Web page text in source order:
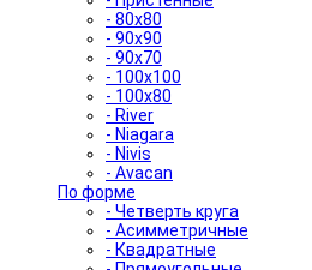
- 80x80
- 90x90
- 90x70
- 100x100
- 100x80
- River
- Niagara
- Nivis
- Avacan
По форме
- Четверть круга
- Асимметричные
- Квадратные